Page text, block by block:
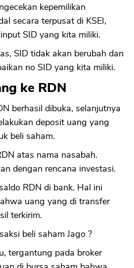
kepemilikan
secara terpusat di KSEI,
SID yang kita miliki.
SID tidak akan berubah dan
no SID yang kita miliki.
ke RDN
berhasil dibuka, selanjutnya
deposit uang yang
beli saham.
atas nama nasabah.
dengan rencana investasi.
RDN di bank. Hal ini
uang yang di transfer
terkirim.
beli saham Jago ?
tergantung pada broker